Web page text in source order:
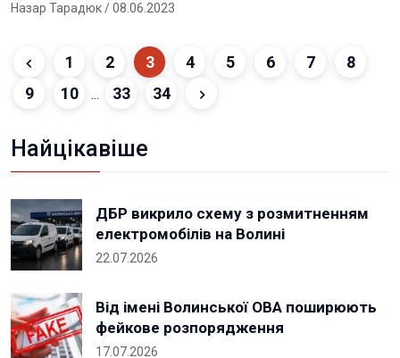
Назар Тарадюк/ 08.06.2023
1 2 3 4 5 6 7
8
9
10 ... 33 34
Найцікавіше
ДБР викрило схему з розмитненням
електромобілів на Волині
22.07.2026
Від імені Волинської ОВА поширюють
фейкове розпорядження
17.07.2026